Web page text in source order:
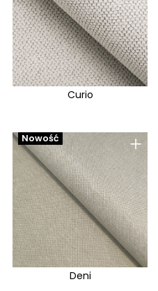
Curio
+
Nowość
Deni